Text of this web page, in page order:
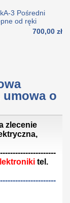
3 Pośredni
od ręki
700,00 zł
umowa o
zlecenie
tel.